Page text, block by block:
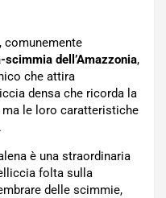
comunemente
dell’Amazzonia,
che attira
densa che ricorda la
ma le loro caratteristiche
è una straordinaria
folta sulla
delle scimmie,